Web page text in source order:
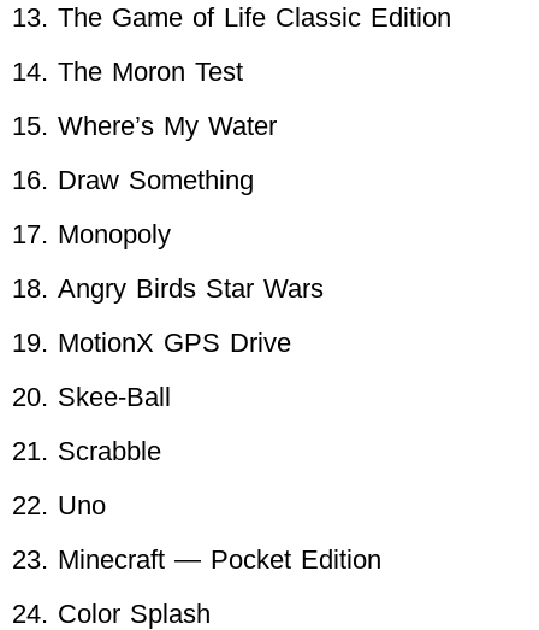
The Game of Life Classic Edition
The Moron Test
Where’s My Water
Draw Something
Monopoly
Angry Birds Star Wars
MotionX GPS Drive
Skee-Ball
Scrabble
Uno
Minecraft — Pocket Edition
Color Splash